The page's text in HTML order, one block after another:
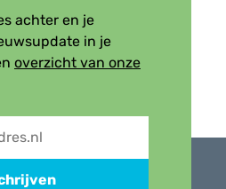
achter en je
in je
overzicht van onze